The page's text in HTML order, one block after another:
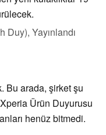
Duy), Yayınlandı
Bu arada, şirket şu
Ürün Duyurusu
henüz bitmedi.